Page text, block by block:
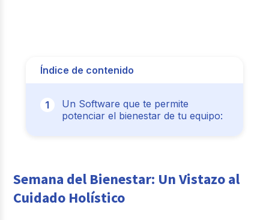
Índice de contenido
Un Software que te permite
potenciar el bienestar de tu equipo:
Semana del Bienestar: Un Vistazo al
Cuidado Holístico